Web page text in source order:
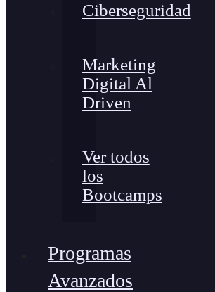
Ciberseguridad
Marketing
Digital Al
Driven
Ver todos
los
Bootcamps
Programas
Avanzados